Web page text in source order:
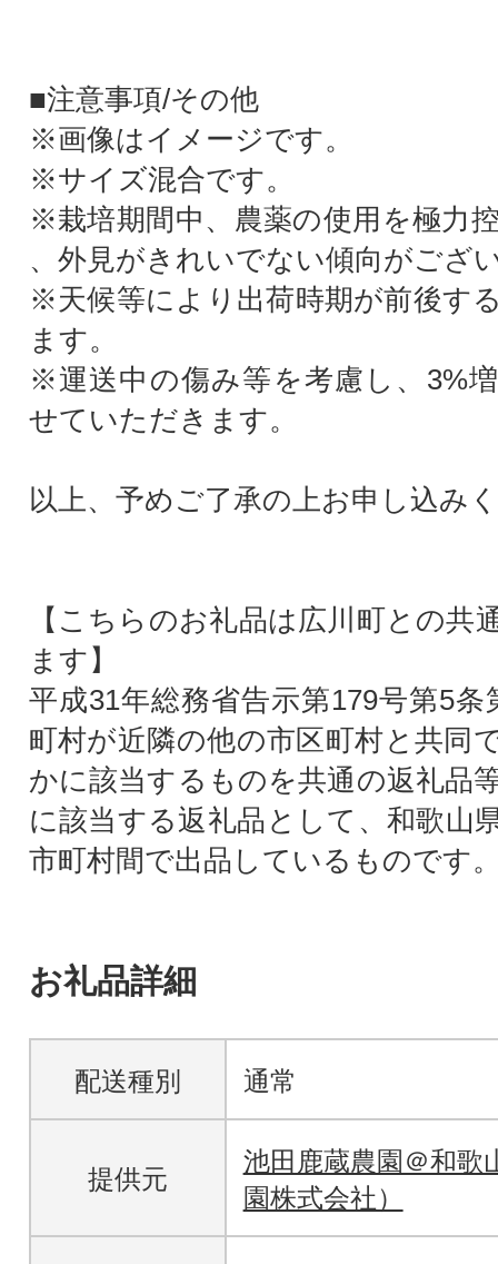
■注意事項/その他
※画像はイメージです。
※サイズ混合です。
※栽培期間中、農薬の使用を極力
、外見がきれいでない傾向がござ
※天候等により出荷時期が前後す
ます。
※運送中の傷み等を考慮し、3%
せていただきます。
以上、予めご了承の上お申し込み
【こちらのお礼品は広川町との共
ます】
平成31年総務省告示第179号第5条
町村が近隣の他の市区町村と共同
かに該当するものを共通の返礼品
に該当する返礼品として、和歌山
市町村間で出品しているものです
お礼品詳細
配送種別 通常
提供元
池田鹿蔵農園＠和歌
園株式会社）